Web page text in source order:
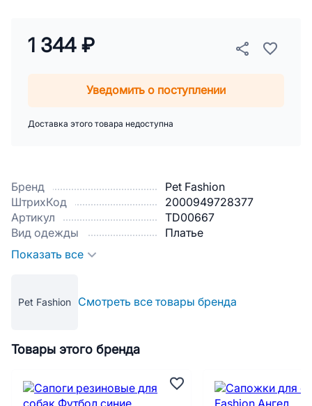
Бренд
Pet Fashion
ШтрихКод
2000949728377
Артикул
TD00667
Вид одежды
Платье
Показать все
Pet Fashion Смотреть все товары бренда
1 344 ₽
Уведомить о поступлении
Доставка этого товара недоступна
Товары этого бренда